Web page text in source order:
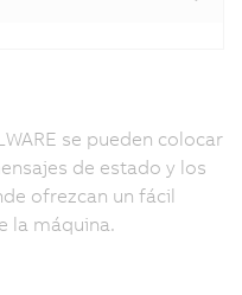
se pueden colocar
de estado y los
ofrezcan un fácil
la máquina.